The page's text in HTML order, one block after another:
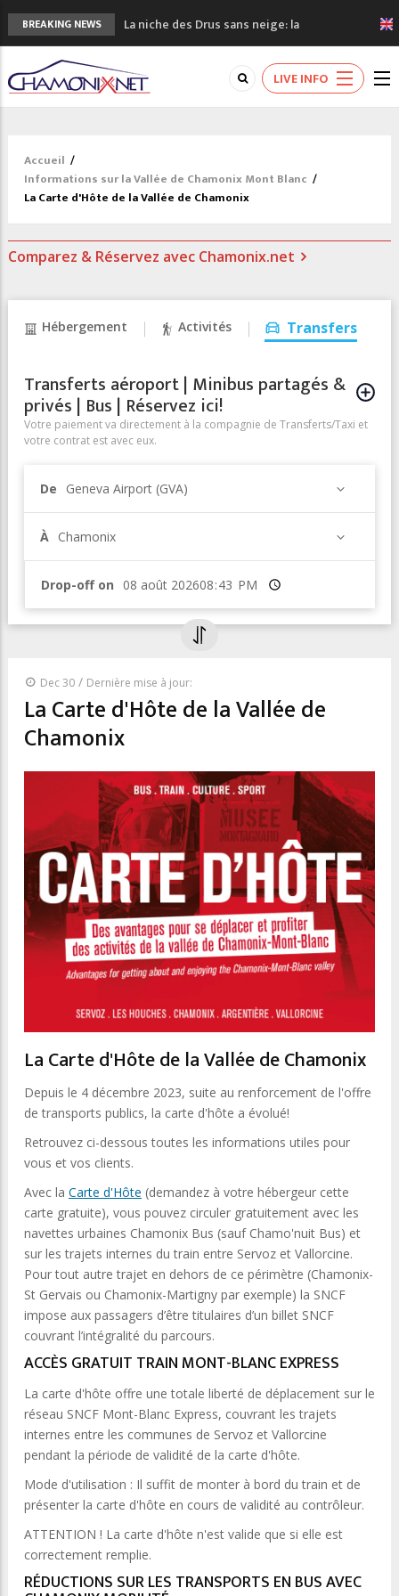
BREAKING NEWS
La niche des Drus sans neige: la
sécheresse en haute montagne
3 bonnes raisons pour visiter le nouveau
Musée du Mont-Blanc
Accidents en montagne: 3 personnes sont
à pied à Chamonix
3eme Chamonix Vallée Classics Festival
LIVE INFO
Accueil /
Informations sur la Vallée de Chamonix Mont Blanc /
La Carte d'Hôte de la Vallée de Chamonix
Comparez & Réservez avec Chamonix.net
Hébergement Activités Transfers
Transferts aéroport | Minibus partagés &
privés | Bus | Réservez ici!
Votre paiement va directement à la compagnie de Transferts/Taxi et
votre contrat est avec eux.
De Geneva Airport (GVA)
À Chamonix
Drop-off on Heure
Dec 30 / Dernière mise à jour:
La Carte d'Hôte de la Vallée de
Chamonix
La Carte d'Hôte de la Vallée de Chamonix
Depuis le 4 décembre 2023, suite au renforcement de l'offre
de transports publics, la carte d'hôte a évolué!
Retrouvez ci-dessous toutes les informations utiles pour
vous et vos clients.
Avec la Carte d'Hôte (demandez à votre hébergeur cette
carte gratuite), vous pouvez circuler gratuitement avec les
navettes urbaines Chamonix Bus (sauf Chamo'nuit Bus) et
sur les trajets internes du train entre Servoz et Vallorcine.
Pour tout autre trajet en dehors de ce périmètre (Chamonix-
St Gervais ou Chamonix-Martigny par exemple) la SNCF
impose aux passagers d’être titulaires d’un billet SNCF
couvrant l’intégralité du parcours.
ACCÈS GRATUIT TRAIN MONT-BLANC EXPRESS
La carte d'hôte offre une totale liberté de déplacement sur le
réseau SNCF Mont-Blanc Express, couvrant les trajets
internes entre les communes de Servoz et Vallorcine
pendant la période de validité de la carte d'hôte.
Mode d'utilisation : Il suffit de monter à bord du train et de
présenter la carte d'hôte en cours de validité au contrôleur.
ATTENTION ! La carte d'hôte n'est valide que si elle est
correctement remplie.
RÉDUCTIONS SUR LES TRANSPORTS EN BUS AVEC